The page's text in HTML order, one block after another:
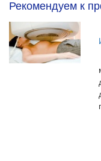
Рекомендуем к